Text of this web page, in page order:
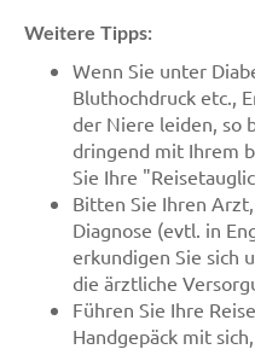
Weitere Tipps:
Wenn Sie unter
Bluthochdruck etc.,
der Niere leiden, so
dringend mit Ihrem
Sie Ihre
Bitten Sie Ihren
Diagnose (evtl. in
erkundigen Sie sich
die ärztliche
Führen Sie Ihre
Handgepäck mit